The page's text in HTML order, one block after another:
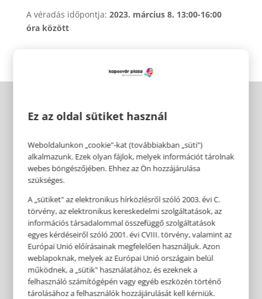
A véradás időpontja: 2023. március 8. 13:00-16:00
óra között
Ez az oldal sütiket használ
Weboldalunkon „cookie"-kat (továbbiakban „süti")
alkalmazunk. Ezek olyan fájlok, melyek információt tárolnak
webes böngészőjében. Ehhez az Ön hozzájárulása
szükséges.
A „sütiket" az elektronikus hírközlésről szóló 2003. évi C.
törvény, az elektronikus kereskedelmi szolgáltatások, az
információs társadalommal összefüggő szolgáltatások
egyes kérdéseiről szóló 2001. évi CVIII. törvény, valamint az
Európai Unió előírásainak megfelelően használjuk. Azon
weblapoknak, melyek az Európai Unió országain belül
működnek, a „sütik" használatához, és ezeknek a
felhasználó számítógépén vagy egyéb eszközén történő
tárolásához a felhasználók hozzájárulását kell kérniük.